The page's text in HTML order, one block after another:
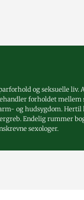
og seksuelle
forholdet
og hudsygdom.
Endelig rummer
sexologer.